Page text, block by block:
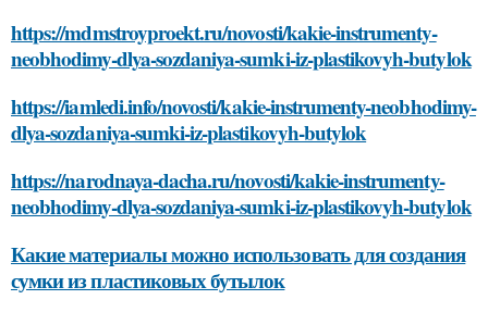
https://mdmstroyproekt.ru/novosti/kakie-instrumenty-
neobhodimy-dlya-sozdaniya-sumki-iz-plastikovyh-butylok
https://iamledi.info/novosti/kakie-instrumenty-neobhodimy-
dlya-sozdaniya-sumki-iz-plastikovyh-butylok
https://narodnaya-dacha.ru/novosti/kakie-instrumenty-
neobhodimy-dlya-sozdaniya-sumki-iz-plastikovyh-butylok
Какие материалы можно использовать для создания
сумки из пластиковых бутылок